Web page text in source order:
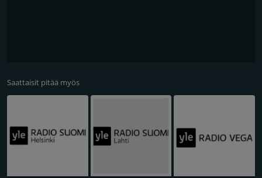
Saattaisit pitää myös